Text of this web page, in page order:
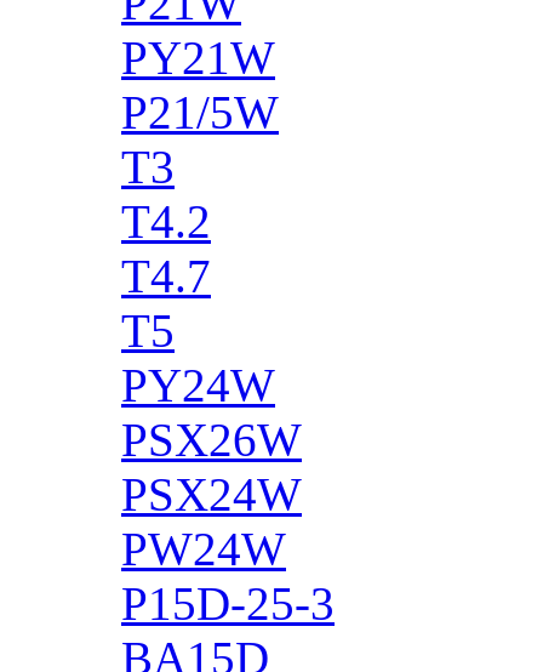
PY21W
P21/5W
T3
T4.2
T4.7
T5
PY24W
PSX26W
PSX24W
PW24W
P15D-25-3
BA15D